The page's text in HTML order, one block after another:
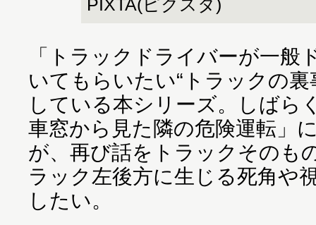
PIXTA(ピクスタ)
「トラックドライバーが一般
いてもらいたい“トラックの
している本シリーズ。しばら
車窓から見た隣の危険運転」
が、再び話をトラックそのも
ラック左後方に生じる死角や
したい。